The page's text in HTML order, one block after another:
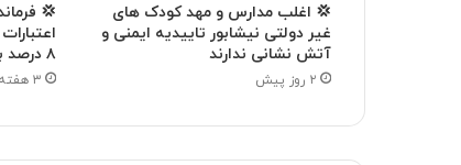
💢 اغلب مدارس و مهد کودک های
غیر دولتی نیشابور تاییدیه ایمنی و
آتش نشانی ندارند
۲ روز پیش
💢
۸ درصد بالاتر از میانگین استانی بود
۳ هفته پیش